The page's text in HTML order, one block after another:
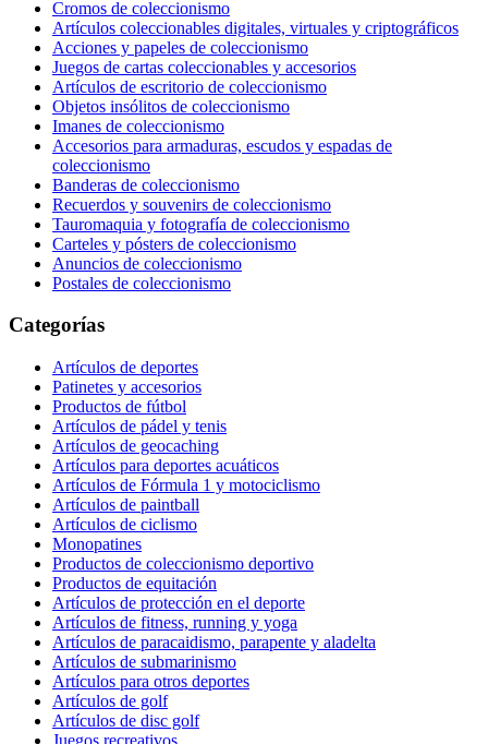
Cromos de coleccionismo
Artículos coleccionables digitales, virtuales y criptográficos
Acciones y papeles de coleccionismo
Juegos de cartas coleccionables y accesorios
Artículos de escritorio de coleccionismo
Objetos insólitos de coleccionismo
Imanes de coleccionismo
Accesorios para armaduras, escudos y espadas de
coleccionismo
Banderas de coleccionismo
Recuerdos y souvenirs de coleccionismo
Tauromaquia y fotografía de coleccionismo
Carteles y pósters de coleccionismo
Anuncios de coleccionismo
Postales de coleccionismo
Categorías
Artículos de deportes
Patinetes y accesorios
Productos de fútbol
Artículos de pádel y tenis
Artículos de geocaching
Artículos para deportes acuáticos
Artículos de Fórmula 1 y motociclismo
Artículos de paintball
Artículos de ciclismo
Monopatines
Productos de coleccionismo deportivo
Productos de equitación
Artículos de protección en el deporte
Artículos de fitness, running y yoga
Artículos de paracaidismo, parapente y aladelta
Artículos de submarinismo
Artículos para otros deportes
Artículos de golf
Artículos de disc golf
Juegos recreativos